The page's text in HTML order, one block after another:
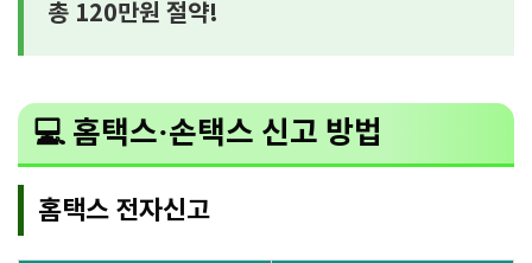
총 120만원 절약!
💻 홈택스·손택스 신고 방법
홈택스 전자신고